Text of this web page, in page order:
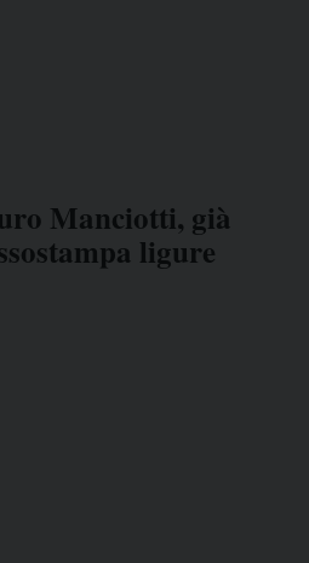
Manciotti, già
ligure